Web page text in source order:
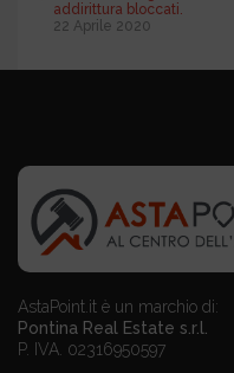
addirittura bloccati.
22 Aprile 2020
AstaPoint.it è un marchio di:
Pontina Real Estate s.r.l.
P. IVA. 02316950597